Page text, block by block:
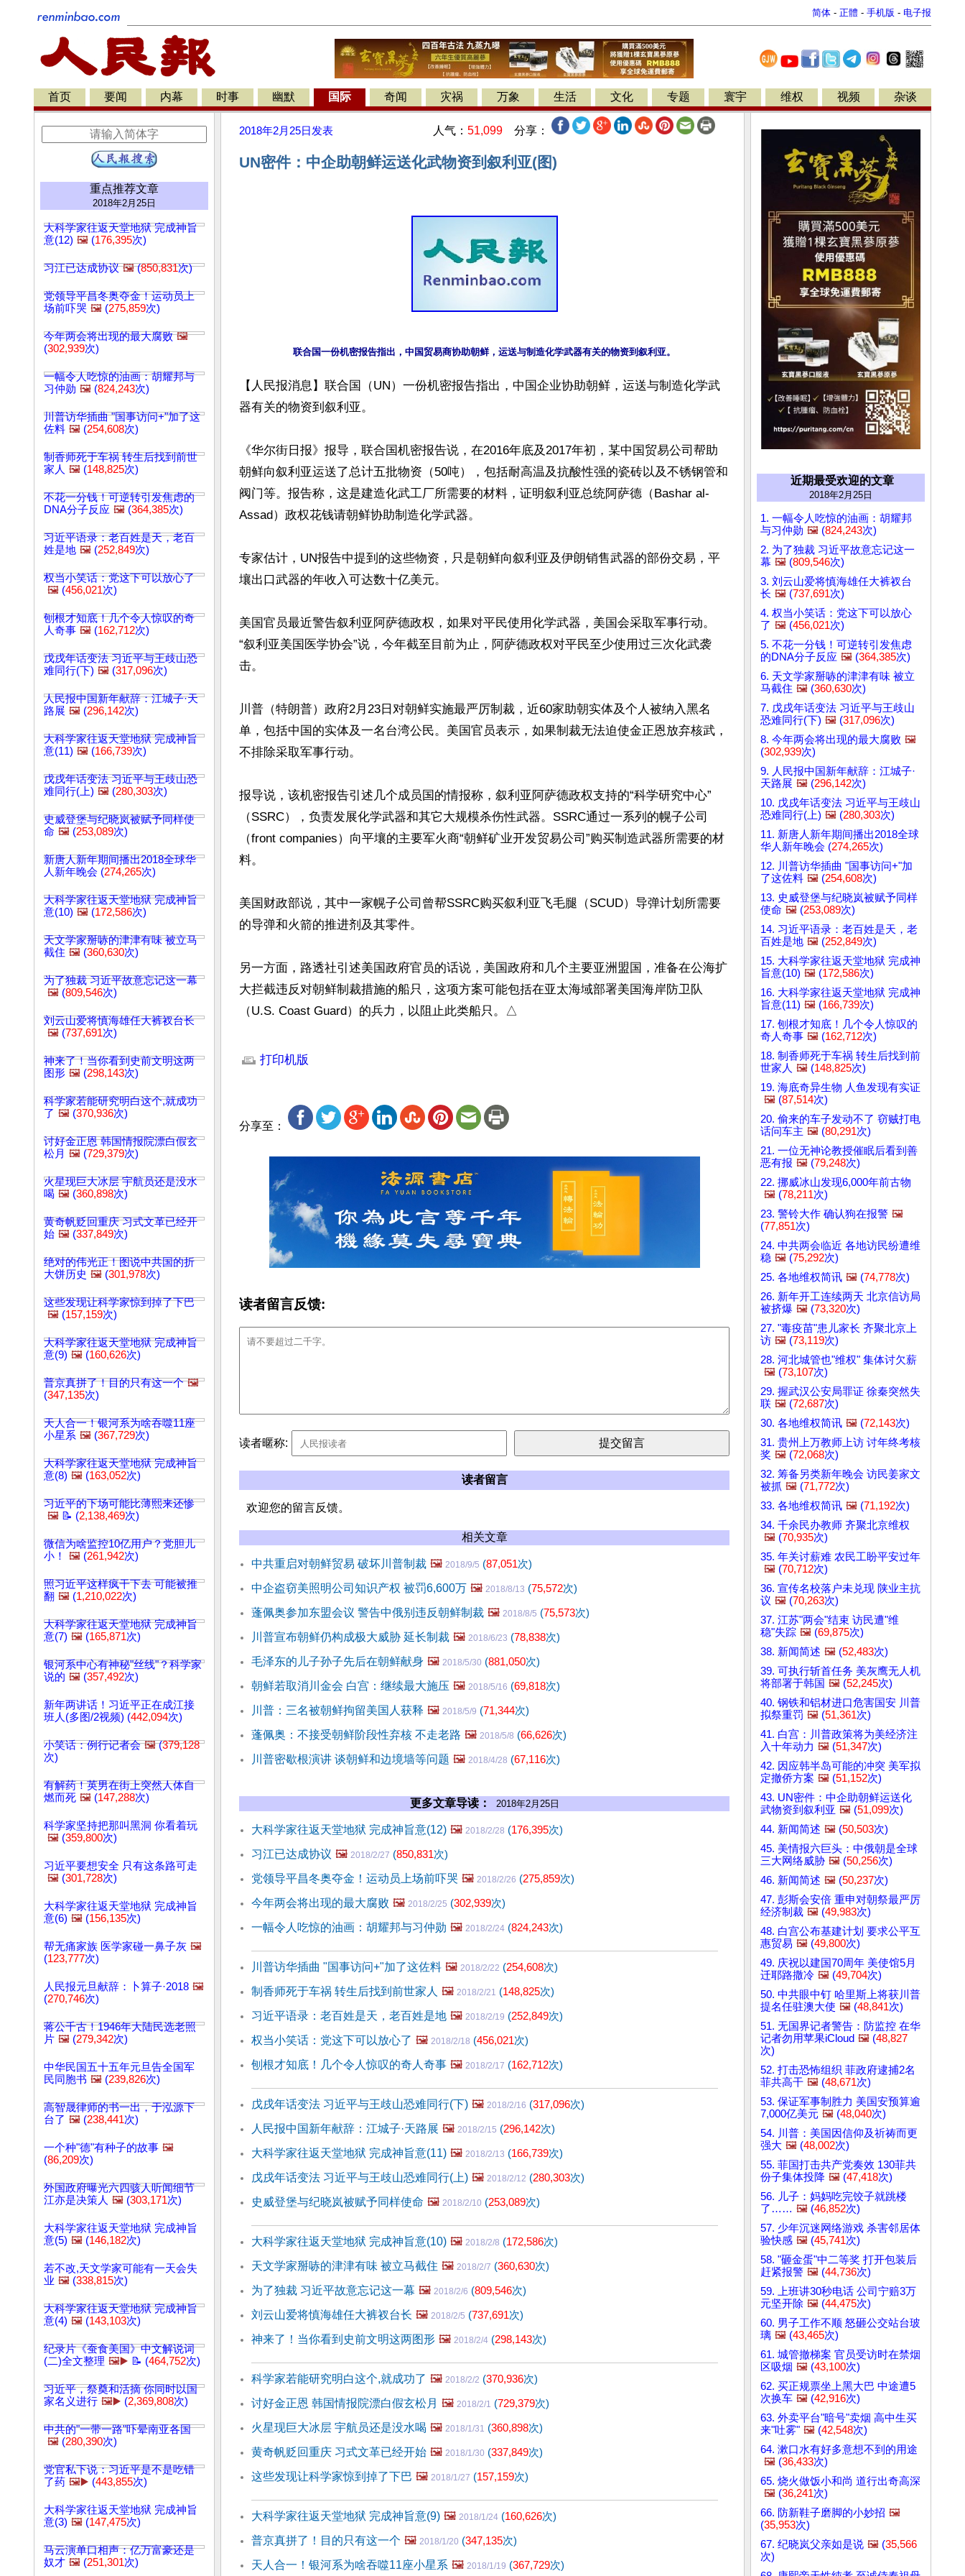
简体 - 正體 - 手机版 - 电子报
首页 要闻 内幕 时事 幽默 国际 奇闻 灾祸 万象 生活 文化 专题 寰宇 维权 视频 杂谈
重点推荐文章
2018年2月25日
大科学家往返天堂地狱 完成神旨
意(12) 🖼️ (176,395次)
习江已达成协议 🖼️(850,831次)
党领导平昌冬奥夺金！运动员上
场前吓哭 🖼️ (275,859次)
今年两会将出现的最大腐败 🖼️
(302,939次)
一幅令人吃惊的油画：胡耀邦与
习仲勋 🖼️ (824,243次)
川普访华插曲 "国事访问+"加了这
佐料 🖼️ (254,608次)
制香师死于车祸 转生后找到前世
家人 🖼️ (148,825次)
不花一分钱！可逆转引发焦虑的
DNA分子反应 🖼️ (364,385次)
习近平语录：老百姓是天，老百
姓是地 🖼️ (252,849次)
权当小笑话：党这下可以放心了
🖼️ (456,021次)
刨根才知底！几个令人惊叹的奇
人奇事 🖼️ (162,712次)
戊戌年话变法 习近平与王歧山恐
难同行(下) 🖼️ (317,096次)
人民报中国新年献辞：江城子·天
路展 🖼️ (296,142次)
大科学家往返天堂地狱 完成神旨
意(11) 🖼️ (166,739次)
戊戌年话变法 习近平与王歧山恐
难同行(上) 🖼️ (280,303次)
史威登堡与纪晓岚被赋予同样使
命 🖼️ (253,089次)
新唐人新年期间播出2018全球华
人新年晚会 (274,265次)
大科学家往返天堂地狱 完成神旨
意(10) 🖼️ (172,586次)
天文学家掰哧的津津有味 被立马
截住 🖼️ (360,630次)
为了独裁 习近平故意忘记这一幕
🖼️ (809,546次)
刘云山爱将慎海雄任大裤衩台长
🖼️ (737,691次)
神来了！当你看到史前文明这两
图形 🖼️ (298,143次)
科学家若能研究明白这个,就成功
了 🖼️ (370,936次)
讨好金正恩 韩国情报院漂白假玄
松月 🖼️ (729,379次)
火星现巨大冰层 宇航员还是没水
喝 🖼️ (360,898次)
黄奇帆贬回重庆 习式文革已经开
始 🖼️ (337,849次)
绝对的伟光正！图说中共国的折
大饼历史 🖼️ (301,978次)
这些发现让科学家惊到掉了下巴
🖼️ (157,159次)
大科学家往返天堂地狱 完成神旨
意(9) 🖼️ (160,626次)
普京真拼了！目的只有这一个 🖼️
(347,135次)
天人合一！银河系为啥吞噬11座
小星系 🖼️ (367,729次)
大科学家往返天堂地狱 完成神旨
意(8) 🖼️ (163,052次)
习近平的下场可能比薄熙来还惨
🖼️ 📝 (2,138,469次)
微信为啥监控10亿用户？党胆儿
小！
🖼️ (261,942次)
照习近平这样疯干下去 可能被推
翻 🖼️ (1,210,022次)
大科学家往返天堂地狱 完成神旨
意(7) 🖼️ (165,871次)
银河系中心有神秘"丝线"？科学家
说的 🖼️ (357,492次)
新年两讲话！习近平正在成江接
班人(多图/2视频) (442,094次)
小笑话：例行记者会 🖼️(379,128
次)
有解药！英男在街上突然人体自
燃而死 🖼️ (147,288次)
科学家坚持把那叫黑洞 你看着玩
🖼️ (359,800次)
习近平要想安全 只有这条路可走
🖼️ (301,728次)
大科学家往返天堂地狱 完成神旨
意(6) 🖼️ (156,135次)
帮无痛家族 医学家碰一鼻子灰 🖼️
(123,777次)
人民报元旦献辞：卜算子·2018 🖼️
(270,746次)
蒋公千古！1946年大陆民选老照
片 🖼️ (279,342次)
中华民国五十五年元旦告全国军
民同胞书 🖼️ (239,826次)
高智晟律师的书一出，于泓源下
台了 🖼️ (238,441次)
一个种"德"有种子的故事 🖼️
(86,209次)
外国政府曝光六四骇人听闻细节
江亦是决策人 🖼️ (303,171次)
大科学家往返天堂地狱 完成神旨
意(5) 🖼️ (146,182次)
若不改,天文学家可能有一天会失
业 🖼️ (338,815次)
大科学家往返天堂地狱 完成神旨
意(4) 🖼️ (143,103次)
纪录片《蚕食美国》中文解说词
(二)全文整理 🖼️▶️ 📝 (464,752次)
习近平，祭奠和活摘 你同时以国
家名义进行 🖼️▶️ (2,369,808次)
中共的"一带一路"吓晕南亚各国
🖼️ (280,390次)
党官私下说：习近平是不是吃错
了药 🖼️▶️ (443,855次)
大科学家往返天堂地狱 完成神旨
意(3) 🖼️ (147,475次)
马云演单口相声：亿万富豪还是
奴才 🖼️ (251,301次)
2018年2月25日 发表 人气： 51,099 分享：
UN密件：中企助朝鲜运送化武物资到叙利亚(图)
【人民报消息】联合国（UN）一份机密报告指出，中国企业协助朝鲜，运送与制造化学武
器有关的物资到叙利亚。
《华尔街日报》报导，联合国机密报告说，在2016年底及2017年初，某中国贸易公司帮助
朝鲜向叙利亚运送了总计五批物资（50吨），包括耐高温及抗酸性强的瓷砖以及不锈钢管和
阀门等。报告称，这是建造化武工厂所需要的材料，证明叙利亚总统阿萨德（Bashar al-
Assad）政权花钱请朝鲜协助制造化学武器。
专家估计，UN报告中提到的这些物资，只是朝鲜向叙利亚及伊朗销售武器的部份交易，平
壤出口武器的年收入可达数十亿美元。
美国官员最近警告叙利亚阿萨德政权，如果对平民使用化学武器，美国会采取军事行动。
“叙利亚美国医学协会”说，今年截至目前为止，阿萨德政权对平民至少使用过三次化武袭
击。
川普（特朗普）政府2月23日对朝鲜实施最严厉制裁，近60家助朝实体及个人被纳入黑名
单，包括中国的实体及一名台湾公民。美国官员表示，如果制裁无法迫使金正恩放弃核武，
不排除采取军事行动。
报导说，该机密报告引述几个成员国的情报称，叙利亚阿萨德政权支持的“科学研究中心”
（SSRC），负责发展化学武器和其它大规模杀伤性武器。SSRC通过一系列的幌子公司
（front companies）向平壤的主要军火商“朝鲜矿业开发贸易公司”购买制造武器所需要的材
料。
美国财政部说，其中一家幌子公司曾帮SSRC购买叙利亚飞毛腿（SCUD）导弹计划所需要
的导弹和火箭的推进剂及其零件。
另一方面，路透社引述美国政府官员的话说，美国政府和几个主要亚洲盟国，准备在公海扩
大拦截违反对朝鲜制裁措施的船只，这项方案可能包括在亚太海域部署美国海岸防卫队
（U.S. Coast Guard）的兵力，以阻止此类船只。△
打印机版
分享至：
读者留言反馈:
读者暱称:
读者留言
欢迎您的留言反馈。
相关文章
中共重启对朝鲜贸易 破坏川普制裁 🖼️ 2018/9/5 (87,051次)
中企盗窃美照明公司知识产权 被罚6,600万 🖼️ 2018/8/13 (75,572次)
蓬佩奥参加东盟会议 警告中俄别违反朝鲜制裁 🖼️ 2018/8/5 (75,573次)
川普宣布朝鲜仍构成极大威胁 延长制裁 🖼️ 2018/6/23 (78,838次)
毛泽东的儿子孙子先后在朝鲜献身 🖼️ 2018/5/30 (881,050次)
朝鲜若取消川金会 白宫：继续最大施压 🖼️ 2018/5/16 (69,818次)
川普：三名被朝鲜拘留美国人获释 🖼️ 2018/5/9 (71,344次)
蓬佩奥：不接受朝鲜阶段性弃核 不走老路 🖼️ 2018/5/8 (66,626次)
川普密歇根演讲 谈朝鲜和边境墙等问题 🖼️ 2018/4/28 (67,116次)
更多文章导读： 2018年2月25日
大科学家往返天堂地狱 完成神旨意(12) 🖼️ 2018/2/28 (176,395次)
习江已达成协议 🖼️ 2018/2/27 (850,831次)
党领导平昌冬奥夺金！运动员上场前吓哭 🖼️ 2018/2/26 (275,859次)
今年两会将出现的最大腐败 🖼️ 2018/2/25 (302,939次)
一幅令人吃惊的油画：胡耀邦与习仲勋 🖼️ 2018/2/24 (824,243次)
川普访华插曲 "国事访问+"加了这佐料 🖼️ 2018/2/22 (254,608次)
制香师死于车祸 转生后找到前世家人 🖼️ 2018/2/21 (148,825次)
习近平语录：老百姓是天，老百姓是地 🖼️ 2018/2/19 (252,849次)
权当小笑话：党这下可以放心了 🖼️ 2018/2/18 (456,021次)
刨根才知底！几个令人惊叹的奇人奇事 🖼️ 2018/2/17 (162,712次)
戊戌年话变法 习近平与王歧山恐难同行(下) 🖼️ 2018/2/16 (317,096次)
人民报中国新年献辞：江城子·天路展 🖼️ 2018/2/15 (296,142次)
大科学家往返天堂地狱 完成神旨意(11) 🖼️ 2018/2/13 (166,739次)
戊戌年话变法 习近平与王歧山恐难同行(上) 🖼️ 2018/2/12 (280,303次)
史威登堡与纪晓岚被赋予同样使命 🖼️ 2018/2/10 (253,089次)
大科学家往返天堂地狱 完成神旨意(10) 🖼️ 2018/2/8 (172,586次)
天文学家掰哧的津津有味 被立马截住 🖼️ 2018/2/7 (360,630次)
为了独裁 习近平故意忘记这一幕 🖼️ 2018/2/6 (809,546次)
刘云山爱将慎海雄任大裤衩台长 🖼️ 2018/2/5 (737,691次)
神来了！当你看到史前文明这两图形 🖼️ 2018/2/4 (298,143次)
科学家若能研究明白这个,就成功了 🖼️ 2018/2/2 (370,936次)
讨好金正恩 韩国情报院漂白假玄松月 🖼️ 2018/2/1 (729,379次)
火星现巨大冰层 宇航员还是没水喝 🖼️ 2018/1/31 (360,898次)
黄奇帆贬回重庆 习式文革已经开始 🖼️ 2018/1/30 (337,849次)
这些发现让科学家惊到掉了下巴 🖼️ 2018/1/27 (157,159次)
大科学家往返天堂地狱 完成神旨意(9) 🖼️ 2018/1/24 (160,626次)
普京真拼了！目的只有这一个 🖼️ 2018/1/20 (347,135次)
天人合一！银河系为啥吞噬11座小星系 🖼️ 2018/1/19 (367,729次)
近期最受欢迎的文章
2018年2月25日
1. 一幅令人吃惊的油画：胡耀邦
与习仲勋 🖼️ (824,243次)
2. 为了独裁 习近平故意忘记这一
幕 🖼️ (809,546次)
3. 刘云山爱将慎海雄任大裤衩台
长 🖼️ (737,691次)
4. 权当小笑话：党这下可以放心
了 🖼️ (456,021次)
5. 不花一分钱！可逆转引发焦虑
的DNA分子反应 🖼️ (364,385次)
6. 天文学家掰哧的津津有味 被立
马截住 🖼️ (360,630次)
7. 戊戌年话变法 习近平与王歧山
恐难同行(下) 🖼️ (317,096次)
8. 今年两会将出现的最大腐败 🖼️
(302,939次)
9. 人民报中国新年献辞：江城子·
天路展 🖼️ (296,142次)
10. 戊戌年话变法 习近平与王歧山
恐难同行(上) 🖼️ (280,303次)
11. 新唐人新年期间播出2018全球
华人新年晚会 (274,265次)
12. 川普访华插曲 "国事访问+"加
了这佐料 🖼️ (254,608次)
13. 史威登堡与纪晓岚被赋予同样
使命 🖼️ (253,089次)
14. 习近平语录：老百姓是天，老
百姓是地 🖼️ (252,849次)
15. 大科学家往返天堂地狱 完成神
旨意(10) 🖼️ (172,586次)
16. 大科学家往返天堂地狱 完成神
旨意(11) 🖼️ (166,739次)
17. 刨根才知底！几个令人惊叹的
奇人奇事 🖼️ (162,712次)
18. 制香师死于车祸 转生后找到前
世家人 🖼️ (148,825次)
19. 海底奇异生物 人鱼发现有实证
🖼️ (87,514次)
20. 偷来的车子发动不了 窃贼打电
话问车主 🖼️ (80,291次)
21. 一位无神论教授催眠后看到善
恶有报 🖼️ (79,248次)
22. 挪威冰山发现6,000年前古物
🖼️ (78,211次)
23. 警铃大作 确认狗在报警 🖼️
(77,851次)
24. 中共两会临近 各地访民纷遭维
稳 🖼️ (75,292次)
25. 各地维权简讯 🖼️ (74,778次)
26. 新年开工连续两天 北京信访局
被挤爆 🖼️ (73,320次)
27. "毒疫苗"患儿家长 齐聚北京上
访 🖼️ (73,119次)
28. 河北城管也"维权" 集体讨欠薪
🖼️ (73,107次)
29. 握武汉公安局罪证 徐秦突然失
联 🖼️ (72,687次)
30. 各地维权简讯 🖼️ (72,143次)
31. 贵州上万教师上访 讨年终考核
奖 🖼️ (72,068次)
32. 筹备另类新年晚会 访民姜家文
被抓 🖼️ (71,772次)
33. 各地维权简讯 🖼️ (71,192次)
34. 千余民办教师 齐聚北京维权
🖼️ (70,935次)
35. 年关讨薪难 农民工盼平安过年
🖼️ (70,712次)
36. 宣传名校落户未兑现 陕业主抗
议 🖼️ (70,263次)
37. 江苏"两会"结束 访民遭"维
稳"失踪 🖼️ (69,875次)
38. 新闻简述 🖼️ (52,483次)
39. 可执行斩首任务 美灰鹰无人机
将部署于韩国 🖼️ (52,245次)
40. 钢铁和铝材进口危害国安 川普
拟祭重罚 🖼️ (51,361次)
41. 白宫：川普政策将为美经济注
入十年动力 🖼️ (51,347次)
42. 因应韩半岛可能的冲突 美军拟
定撤侨方案 🖼️ (51,152次)
43. UN密件：中企助朝鲜运送化
武物资到叙利亚 🖼️ (51,099次)
44. 新闻简述 🖼️ (50,503次)
45. 美情报六巨头：中俄朝是全球
三大网络威胁 🖼️ (50,256次)
46. 新闻简述 🖼️ (50,237次)
47. 彭斯会安倍 重申对朝祭最严厉
经济制裁 🖼️ (49,983次)
48. 白宫公布基建计划 要求公平互
惠贸易 🖼️ (49,800次)
49. 庆祝以建国70周年 美使馆5月
迁耶路撒冷 🖼️ (49,704次)
50. 中共眼中钉 哈里斯上将获川普
提名任驻澳大使 🖼️ (48,841次)
51. 无国界记者警告：防监控 在华
记者勿用苹果iCloud 🖼️ (48,827
次)
52. 打击恐怖组织 菲政府逮捕2名
菲共高干 🖼️ (48,671次)
53. 保证军事制胜力 美国安预算逾
7,000亿美元 🖼️ (48,040次)
54. 川普：美国因信仰及祈祷而更
强大 🖼️ (48,002次)
55. 菲国打击共产党奏效 130菲共
份子集体投降 🖼️ (47,418次)
56. 儿子：妈妈吃完饺子就跳楼
了…… 🖼️ (46,852次)
57. 少年沉迷网络游戏 杀害邻居体
验快感 🖼️ (45,741次)
58. "砸金蛋"中二等奖 打开包装后
赶紧报警 🖼️ (44,736次)
59. 上班讲30秒电话 公司宁赔3万
元坚开除 🖼️ (44,475次)
60. 男子工作不顺 怒砸公交站台玻
璃 🖼️ (43,465次)
61. 城管撤梯案 官员受访时在禁烟
区吸烟 🖼️ (43,100次)
62. 买正规票坐上黑大巴 中途遭5
次换车 🖼️ (42,916次)
63. 外卖平台"暗号"卖烟 高中生买
来"吐雾" 🖼️ (42,548次)
64. 漱口水有好多意想不到的用途
🖼️ (36,433次)
65. 烧火做饭小和尚 道行出奇高深
🖼️ (36,241次)
66. 防新鞋子磨脚的小妙招 🖼️
(35,953次)
67. 纪晓岚父亲如是说 🖼️ (35,566
次)